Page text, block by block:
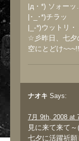
|д・*) ソォーッ…
|･_･*)チラッ
|_-*)ウットリ・
☆彡昨日、七夕
空にとどけ~~~!!
ナオキ Says:
7月 9th, 2008 at
見に来て来て
七夕に活躍祈